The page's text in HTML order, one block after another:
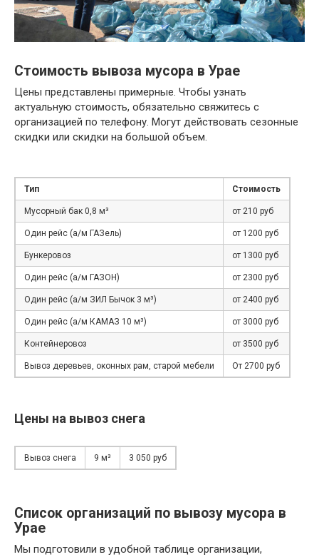
Стоимость вывоза мусора в Урае
Цены представлены примерные. Чтобы узнать
актуальную стоимость, обязательно свяжитесь с
организацией по телефону. Могут действовать сезонные
скидки или скидки на большой объем.
Тип Стоимость
Мусорный бак 0,8 м³ от 210 руб
Один рейс (а/м ГАЗель) от 1200 руб
Бункеровоз от 1300 руб
Один рейс (а/м ГАЗОН) от 2300 руб
Один рейс (а/м ЗИЛ Бычок 3 м³) от 2400 руб
Один рейс (а/м КАМАЗ 10 м³) от 3000 руб
Контейнеровоз от 3500 руб
Вывоз деревьев, оконных рам, старой мебели От 2700 руб
Цены на вывоз снега
Вывоз снега 9 м³ 3 050 руб
Список организаций по вывозу мусора в
Урае
Мы подготовили в удобной таблице организации,